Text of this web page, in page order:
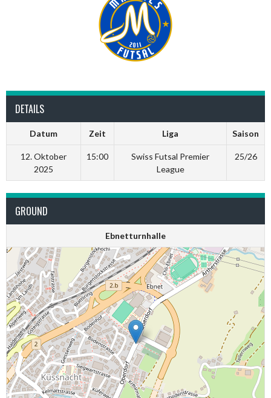
DETAILS
Datum Zeit Liga Saison
12. Oktober
2025
15:00
Swiss Futsal Premier
League
25/26
GROUND
Ebnetturnhalle